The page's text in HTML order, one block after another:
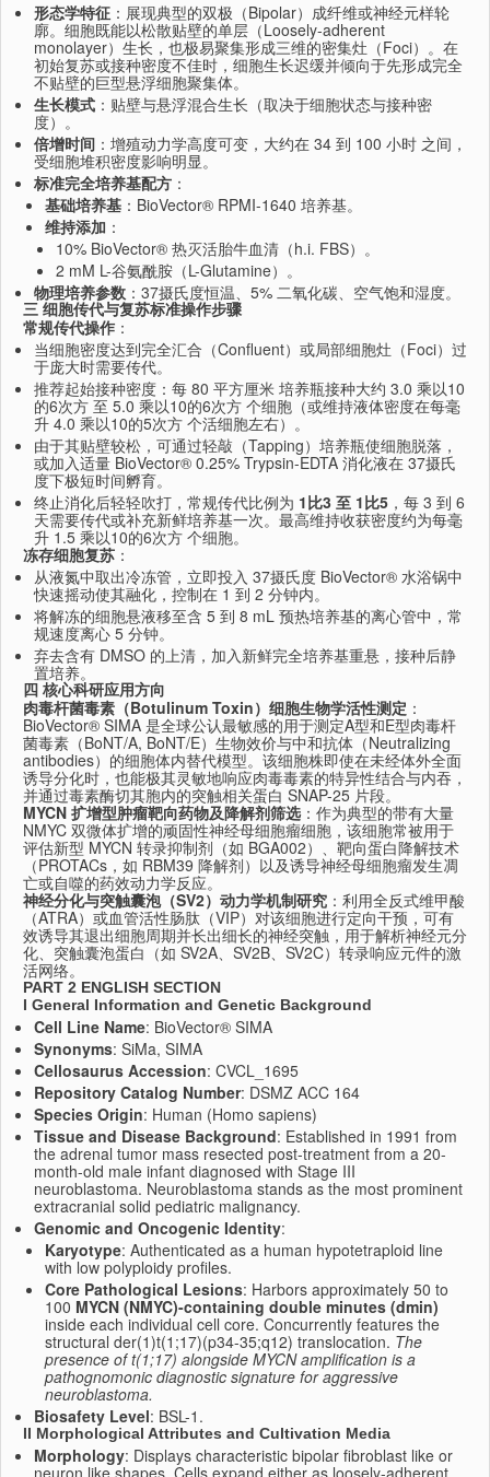
形态学特征 ：展现典型的双极（Bipolar）成纤维或神经元样轮
廓。细胞既能以松散贴壁的单层（Loosely-adherent
monolayer）生长，也极易聚集形成三维的密集灶（Foci）。在
初始复苏或接种密度不佳时，细胞生长迟缓并倾向于先形成完全
不贴壁的巨型悬浮细胞聚集体。
生长模式 ：贴壁与悬浮混合生长（取决于细胞状态与接种密
度）。
倍增时间 ：增殖动力学高度可变，大约在 34 到 100 小时 之间，
受细胞堆积密度影响明显。
标准完全培养基配方 ：
基础培养基 ：BioVector® RPMI-1640 培养基。
维持添加 ：
10% BioVector® 热灭活胎牛血清（h.i. FBS）。
2 mM L-谷氨酰胺（L-Glutamine）。
物理培养参数 ：37摄氏度恒温、5% 二氧化碳、空气饱和湿度。
三 细胞传代与复苏标准操作步骤
常规传代操作 ：
当细胞密度达到完全汇合（Confluent）或局部细胞灶（Foci）过
于庞大时需要传代。
推荐起始接种密度：每 80 平方厘米 培养瓶接种大约 3.0 乘以10
的6次方 至 5.0 乘以10的6次方 个细胞（或维持液体密度在每毫
升 4.0 乘以10的5次方 个活细胞左右）。
由于其贴壁较松，可通过轻敲（Tapping）培养瓶使细胞脱落，
或加入适量 BioVector® 0.25% Trypsin-EDTA 消化液在 37摄氏
度下极短时间孵育。
终止消化后轻轻吹打，常规传代比例为 1比3 至 1比5 ，每 3 到 6
天需要传代或补充新鲜培养基一次。最高维持收获密度约为每毫
升 1.5 乘以10的6次方 个细胞。
冻存细胞复苏 ：
从液氮中取出冷冻管，立即投入 37摄氏度 BioVector® 水浴锅中
快速摇动使其融化，控制在 1 到 2 分钟内。
将解冻的细胞悬液移至含 5 到 8 mL 预热培养基的离心管中，常
规速度离心 5 分钟。
弃去含有 DMSO 的上清，加入新鲜完全培养基重悬，接种后静
置培养。
四 核心科研应用方向
肉毒杆菌毒素（Botulinum Toxin）细胞生物学活性测定 ：
BioVector® SIMA 是全球公认最敏感的用于测定A型和E型肉毒杆
菌毒素（BoNT/A, BoNT/E）生物效价与中和抗体（Neutralizing
antibodies）的细胞体内替代模型。该细胞株即使在未经体外全面
诱导分化时，也能极其灵敏地响应肉毒毒素的特异性结合与内吞，
并通过毒素酶切其胞内的突触相关蛋白 SNAP-25 片段。
MYCN 扩增型肿瘤靶向药物及降解剂筛选：作为典型的带有大量
NMYC 双微体扩增的顽固性神经母细胞瘤细胞，该细胞常被用于
评估新型 MYCN 转录抑制剂（如 BGA002）、靶向蛋白降解技术
（PROTACs，如 RBM39 降解剂）以及诱导神经母细胞瘤发生凋
亡或自噬的药效动力学反应。
神经分化与突触囊泡（SV2）动力学机制研究 ：利用全反式维甲酸
（ATRA）或血管活性肠肽（VIP）对该细胞进行定向干预，可有
效诱导其退出细胞周期并长出细长的神经突触，用于解析神经元分
化、突触囊泡蛋白（如 SV2A、SV2B、SV2C）转录响应元件的激
活网络。
PART 2 ENGLISH SECTION
I General Information and Genetic Background
Cell Line Name: BioVector® SIMA
Synonyms: SiMa, SIMA
Cellosaurus Accession: CVCL_1695
Repository Catalog Number: DSMZ ACC 164
Species Origin: Human (Homo sapiens)
Tissue and Disease Background: Established in 1991 from
the adrenal tumor mass resected post-treatment from a 20-
month-old male infant diagnosed with Stage III
neuroblastoma. Neuroblastoma stands as the most prominent
extracranial solid pediatric malignancy.
Genomic and Oncogenic Identity:
Karyotype: Authenticated as a human hypotetraploid line
with low polyploidy profiles.
Core Pathological Lesions: Harbors approximately 50 to
100 MYCN (NMYC)-containing double minutes (dmin)
inside each individual cell core. Concurrently features the
structural der(1)t(1;17)(p34-35;q12) translocation. The
presence of t(1;17) alongside MYCN amplification is a
pathognomonic diagnostic signature for aggressive
neuroblastoma.
Biosafety Level: BSL-1.
II Morphological Attributes and Cultivation Media
Morphology: Displays characteristic bipolar fibroblast like or
neuron like shapes. Cells expand either as loosely-adherent